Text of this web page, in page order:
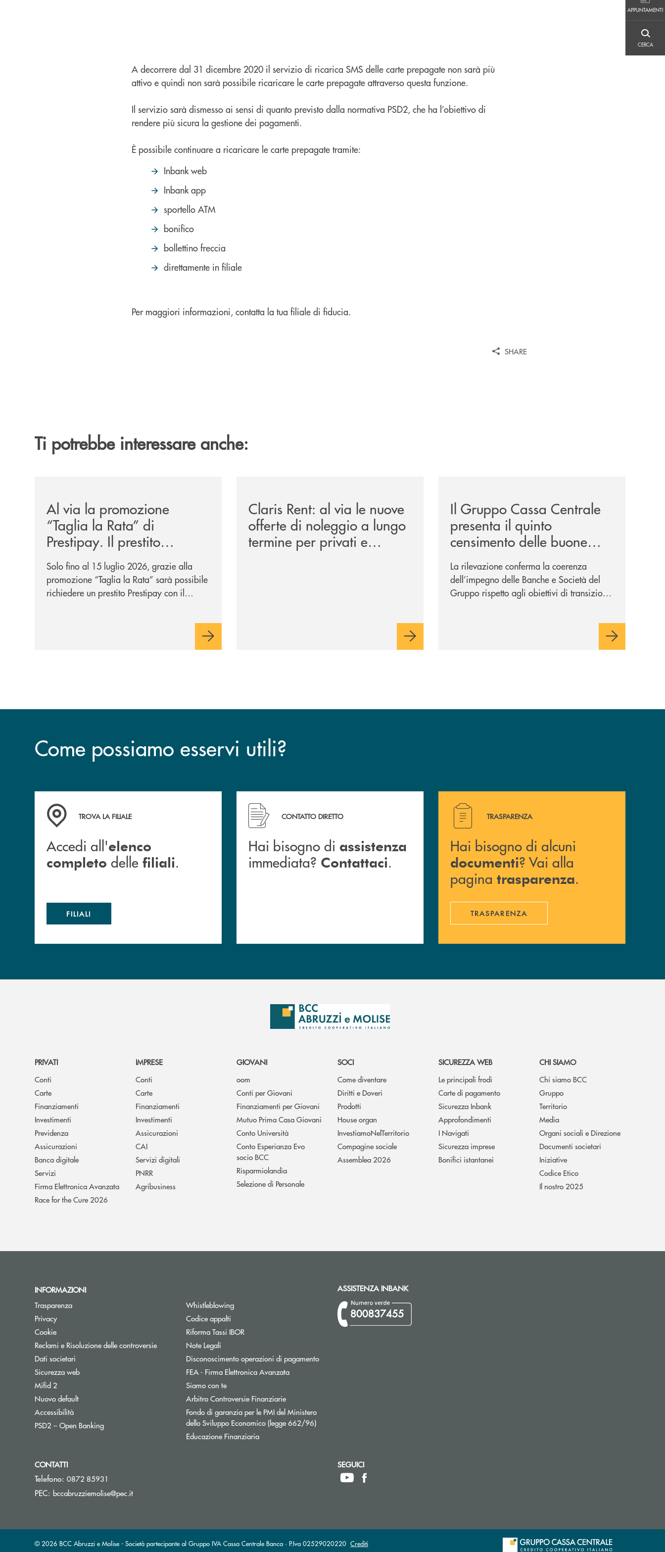
APPUNTAMENTI
CERCA
A decorrere dal 31 dicembre 2020 il servizio di ricarica SMS delle carte prepagate non sarà più
attivo e quindi non sarà possibile ricaricare le carte prepagate attraverso questa funzione.
Il servizio sarà dismesso ai sensi di quanto previsto dalla normativa PSD2, che ha l’obiettivo di
rendere più sicura la gestione dei pagamenti.
È possibile continuare a ricaricare le carte prepagate tramite:
Inbank web
Inbank app
sportello ATM
bonifico
bollettino freccia
direttamente in filiale
Per maggiori informazioni, contatta la tua filiale di fiducia.
SHARE
Ti potrebbe interessare anche:
Al via la promozione
“Taglia la Rata” di
Prestipay. Il prestito
personale che si fa in due
per te!
Solo fino al 15 luglio 2026, grazie alla
promozione “Taglia la Rata” sarà possibile
richiedere un prestito Prestipay con il
Claris Rent: al via le nuove
offerte di noleggio a lungo
termine per privati e
Il Gruppo Cassa Centrale
presenta il quinto
censimento delle buone
pratiche: focus su
ambiente, giovani ed
economia sociale
La rilevazione conferma la coerenza
dell’impegno delle Banche e Società del
Gruppo rispetto agli obiettivi di transizione
Come possiamo esservi utili?
Accedi all' elenco completo delle filiali .
TROVA LA FILIALE
Accedi all'elenco
completo delle filiali.
FILIALI
CONTATTO DIRETTO
Hai bisogno di assistenza
immediata? Contattaci.
Hai bisogno di alcuni documenti ? Vai alla pagina
TRASPARENZA
Hai bisogno di alcuni
documenti? Vai alla
pagina trasparenza.
TRASPARENZA
PRIVATI
Conti
Carte
Finanziamenti
Investimenti
Previdenza
Assicurazioni
Banca digitale
Servizi
Firma Elettronica Avanzata
Race for the Cure 2026
IMPRESE
Conti
Carte
Finanziamenti
Investimenti
Assicurazioni
CAI
Servizi digitali
PNRR
Agribusiness
GIOVANI
oom
Conti per Giovani
Finanziamenti per Giovani
Mutuo Prima Casa Giovani
Conto Università
Conto Esperianza Evo
socio BCC
Risparmiolandia
Selezione di Personale
SOCI
Come diventare
Diritti e Doveri
Prodotti
House organ
InvestiamoNelTerritorio
Compagine sociale
Assemblea 2026
SICUREZZA WEB
Le principali frodi
Carte di pagamento
Sicurezza Inbank
Approfondimenti
I Navigati
Sicurezza imprese
Bonifici istantanei
CHI SIAMO
Chi siamo BCC
Gruppo
Territorio
Media
Organi sociali e Direzione
Documenti societari
Iniziative
Codice Etico
Il nostro 2025
INFORMAZIONI
Trasparenza
Privacy
Cookie
Reclami e Risoluzione delle controversie
Dati societari
Sicurezza web
Mifid 2
Nuovo defaultApre una nuova finestra
Accessibilità
PSD2 – Open BankingApre una nuova finestra
Whistleblowing
Codice appalti
Riforma Tassi IBORApre una nuova finestra
Note Legali
Disconoscimento operazioni di pagamento
FEA - Firma Elettronica Avanzata
Siamo con te
Arbitro Controversie FinanziarieApre una nuova finestra
Fondo di garanzia per le PMI del Ministero
dello Sviluppo Economico (legge 662/96)Apre una nuova finestra
Educazione Finanziaria
ASSISTENZA INBANK
800837455
CONTATTI
Telefono: 0872 85931
PEC: bccabruzziemolise@pec.it(si apre l’app di posta elettronica)
SEGUICI
© 2026 BCC Abruzzi e Molise - Società partecipante al Gruppo IVA Cassa Centrale Banca · P.Iva 02529020220 Crediti